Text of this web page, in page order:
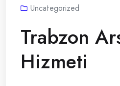
Uncategorized
Trabzon
Hizmeti